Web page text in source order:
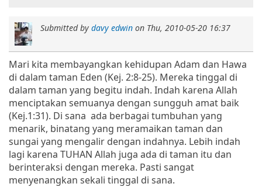
Submitted by davy edwin on Thu, 2010-05-20 16:37
Mari kita membayangkan kehidupan Adam dan Hawa
di dalam taman Eden (Kej. 2:8-25). Mereka tinggal di
dalam taman yang begitu indah. Indah karena Allah
menciptakan semuanya dengan sungguh amat baik
(Kej.1:31). Di sana ada berbagai tumbuhan yang
menarik, binatang yang meramaikan taman dan
sungai yang mengalir dengan indahnya. Lebih indah
lagi karena TUHAN Allah juga ada di taman itu dan
berinteraksi dengan mereka. Pasti sangat
menyenangkan sekali tinggal di sana.